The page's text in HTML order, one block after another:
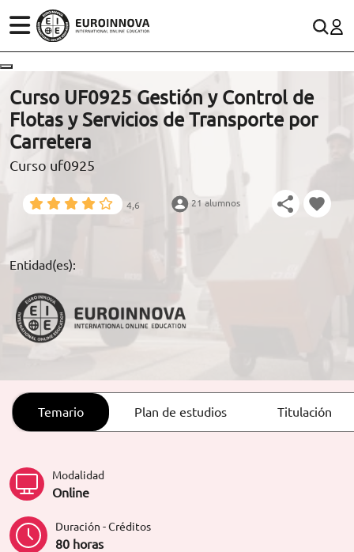
ÁREAS
ESTUDIOS
CONOCE EUROINNOVA
RECURSOS EDUCATIVOS
ARTÍCULOS
(+34)958 050 200 (gratuito en España)
900 831 200
Curso UF0925 Gestión y Control de
Flotas y Servicios de Transporte por
Carretera
Curso uf0925
4,6 21 alumnos
Entidad(es):
Temario Plan de estudios Titulación
Modalidad
Online
Duración - Créditos
80 horas